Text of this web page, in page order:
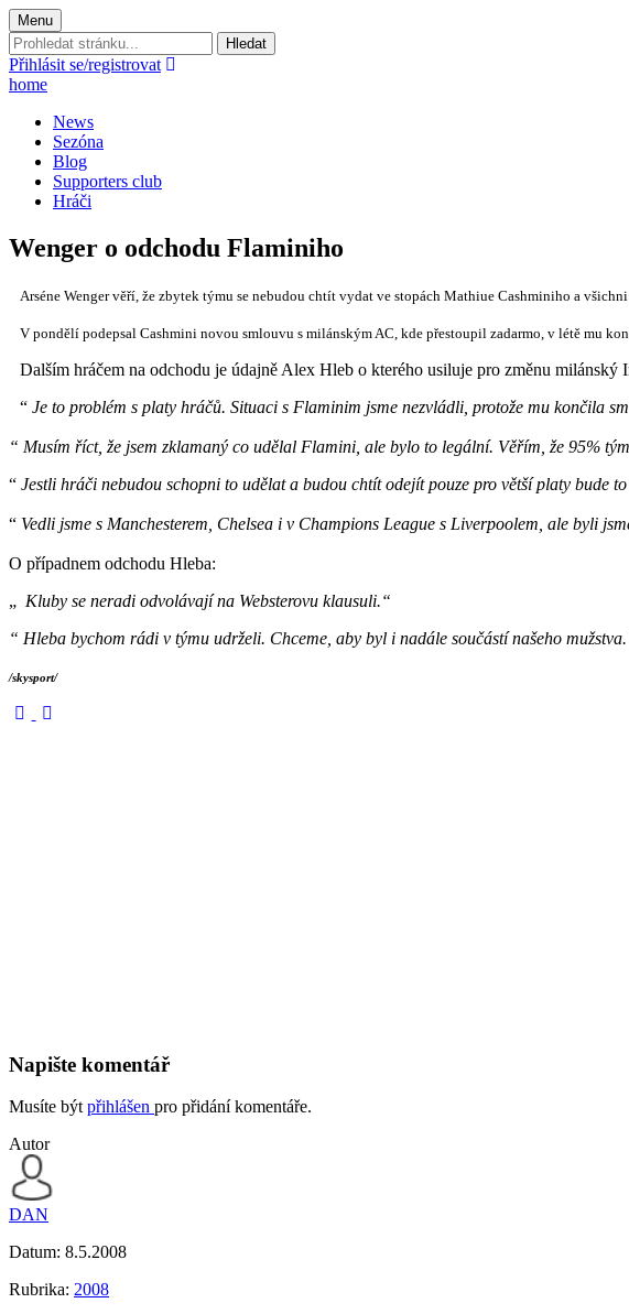
Menu
Prohledat
stránku:
Přihlásit se/registrovat
home
News
Sezóna
Blog
Supporters club
Hráči
Wenger o odchodu Flaminiho
Arséne Wenger věří, že zbytek týmu se nebudou chtít vydat ve stopách Mathiue Cashminiho a
V pondělí podepsal Cashmini novou smlouvu s milánským AC, kde přestoupil zadarmo, v létě mu
Dalším hráčem na odchodu je údajně Alex Hleb o kterého usiluje pro změnu
“ Je to problém s platy hráčů. Situaci s Flaminim jsme nezvládli, protože mu končila
“ Musím říct, že jsem zklamaný co udělal Flamini, ale bylo to legální. Věřím, že 95%
“ Jestli hráči nebudou schopni to udělat a budou chtít odejít pouze pro větší platy bude
“ Vedli jsme s Manchesterem, Chelsea i v Champions League s Liverpoolem, ale byli
O případnem odchodu Hleba:
„ Kluby se neradi odvolávají na Websterovu klausuli.“
“ Hleba bychom rádi v týmu udrželi. Chceme, aby byl i nadále součástí našeho
/skysport/
Napište komentář
Musíte být přihlášen pro přidání komentáře.
Autor
DAN
Datum: 8.5.2008
Rubrika: 2008